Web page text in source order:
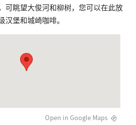
可眺望大俊河和柳树，您可以在此放
堡和城崎咖啡。
Open in Google Maps